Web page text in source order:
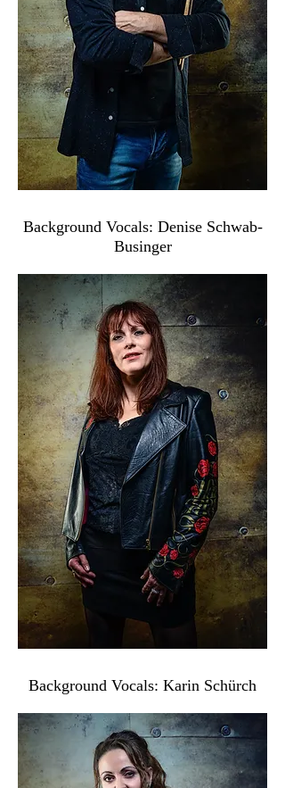
Background Vocals: Denise Schwab-
Businger
Background Vocals: Karin Schürch